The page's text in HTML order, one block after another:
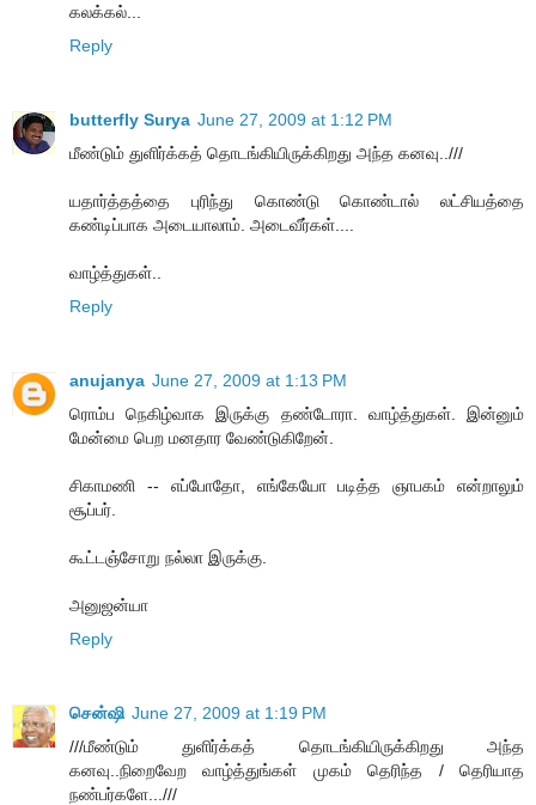
கலக்கல்...
Reply
butterfly Surya June 27, 2009 at 1:12 PM
மீண்டும் துளிர்க்கத் தொடங்கியிருக்கிறது அந்த கனவு..///
யதார்த்தத்தை புரிந்து கொண்டு கொண்டால் லட்சியத்தை
கண்டிப்பாக அடையாலாம். அடைவீர்கள்....
வாழ்த்துகள்..
Reply
anujanya June 27, 2009 at 1:13 PM
ரொம்ப நெகிழ்வாக இருக்கு தண்டோரா. வாழ்த்துகள். இன்னும்
மேன்மை பெற மனதார வேண்டுகிறேன்.
சிகாமணி -- எப்போதோ, எங்கேயோ படித்த ஞாபகம் என்றாலும்
சூப்பர்.
கூட்டஞ்சோறு நல்லா இருக்கு.
அனுஜன்யா
Reply
சென்ஷி June 27, 2009 at 1:19 PM
///மீண்டும் துளிர்க்கத் தொடங்கியிருக்கிறது அந்த
கனவு..நிறைவேற வாழ்த்துங்கள் முகம் தெரிந்த / தெரியாத
நண்பர்களே...///